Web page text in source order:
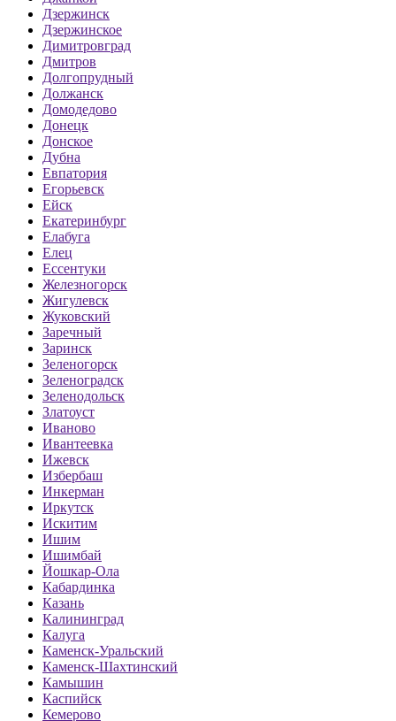
Дзержинск
Дзержинское
Димитровград
Дмитров
Долгопрудный
Должанск
Домодедово
Донецк
Донское
Дубна
Евпатория
Егорьевск
Ейск
Екатеринбург
Елабуга
Елец
Ессентуки
Железногорск
Жигулевск
Жуковский
Заречный
Заринск
Зеленогорск
Зеленоградск
Зеленодольск
Златоуст
Иваново
Ивантеевка
Ижевск
Избербаш
Инкерман
Иркутск
Искитим
Ишим
Ишимбай
Йошкар-Ола
Кабардинка
Казань
Калининград
Калуга
Каменск-Уральский
Каменск-Шахтинский
Камышин
Каспийск
Кемерово